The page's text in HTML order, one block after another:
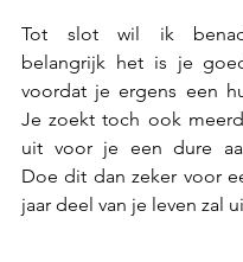
Tot slot wil ik
belangrijk het is je
voordat je ergens een
Je zoekt toch ook
uit voor je een dure
Doe dit dan zeker voor
jaar deel van je leven zal